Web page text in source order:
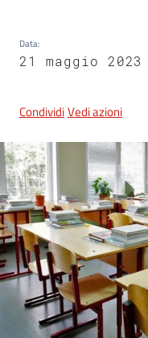
Data:
21 maggio 2023
CondividiVedi azioni